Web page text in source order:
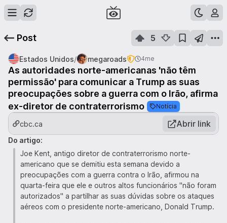
Post 5
Estados Unidos/ megaroads 4me
As autoridades norte-americanas 'não têm
permissão' para comunicar a Trump as suas
preocupações sobre a guerra com o Irão, afirma
ex-diretor de contraterrorismo
Notícia
cbc.ca Abrir link
Do artigo:
Joe Kent, antigo diretor de contraterrorismo norte-
americano que se demitiu esta semana devido a
preocupações com a guerra contra o Irão, afirmou na
quarta-feira que ele e outros altos funcionários "não foram
autorizados" a partilhar as suas dúvidas sobre os ataques
aéreos com o presidente norte-americano, Donald Trump.